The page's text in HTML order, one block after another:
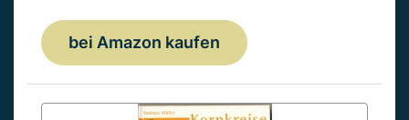
bei Amazon kaufen